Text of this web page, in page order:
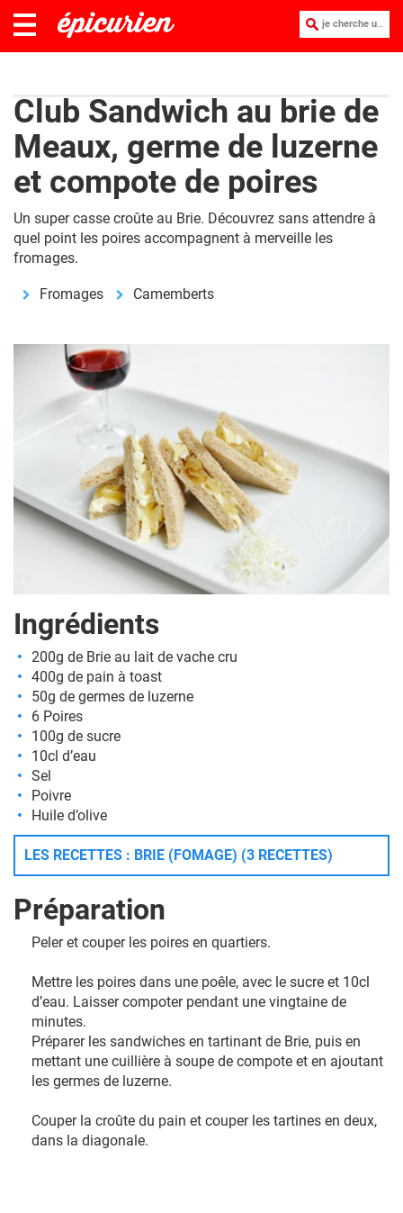
je cherche une recette :
Club Sandwich au brie de
Meaux, germe de luzerne
et compote de poires
Un super casse croûte au Brie. Découvrez sans attendre à
quel point les poires accompagnent à merveille les
fromages.
Fromages Camemberts
Ingrédients
200g de Brie au lait de vache cru
400g de pain à toast
50g de germes de luzerne
6 Poires
100g de sucre
10cl d’eau
Sel
Poivre
Huile d’olive
LES RECETTES : BRIE (FOMAGE) (3 RECETTES)
Préparation
Peler et couper les poires en quartiers.
Mettre les poires dans une poêle, avec le sucre et 10cl
d’eau. Laisser compoter pendant une vingtaine de
minutes.
Préparer les sandwiches en tartinant de Brie, puis en
mettant une cuillière à soupe de compote et en ajoutant
les germes de luzerne.
Couper la croûte du pain et couper les tartines en deux,
dans la diagonale.